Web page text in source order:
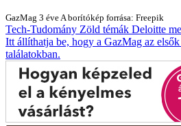
GazMag 3 éve A borítókép forrása: Freepik
Tech-Tudomány Zöld témák Deloitte
Itt állíthatja be, hogy a GazMag az
találatokban.